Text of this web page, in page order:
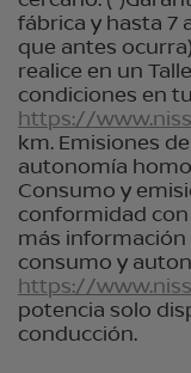
fábrica y hasta 7
que antes
realice en un
condiciones en
https://
km. Emisiones
autonomía
Consumo y
conformidad con
más información
consumo y
https://
potencia solo
conducción.